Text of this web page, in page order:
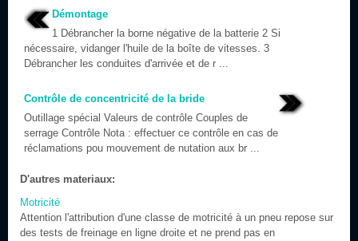
Démontage
1 Débrancher la borne négative de la batterie 2 Si
nécessaire, vidanger l'huile de la boîte de vitesses. 3
Débrancher les conduites d'arrivée et de r ...
Contrôle de concentricité de la bride
Outillage spécial Valeurs de contrôle Couples de
serrage Contrôle Nota : effectuer ce contrôle en cas de
réclamations pou mouvement de nutation aux br ...
D'autres materiaux:
Motricité
Attention l'attribution d'une classe de motricité à un pneu repose sur
des tests de freinage en ligne droite et ne prend pas en